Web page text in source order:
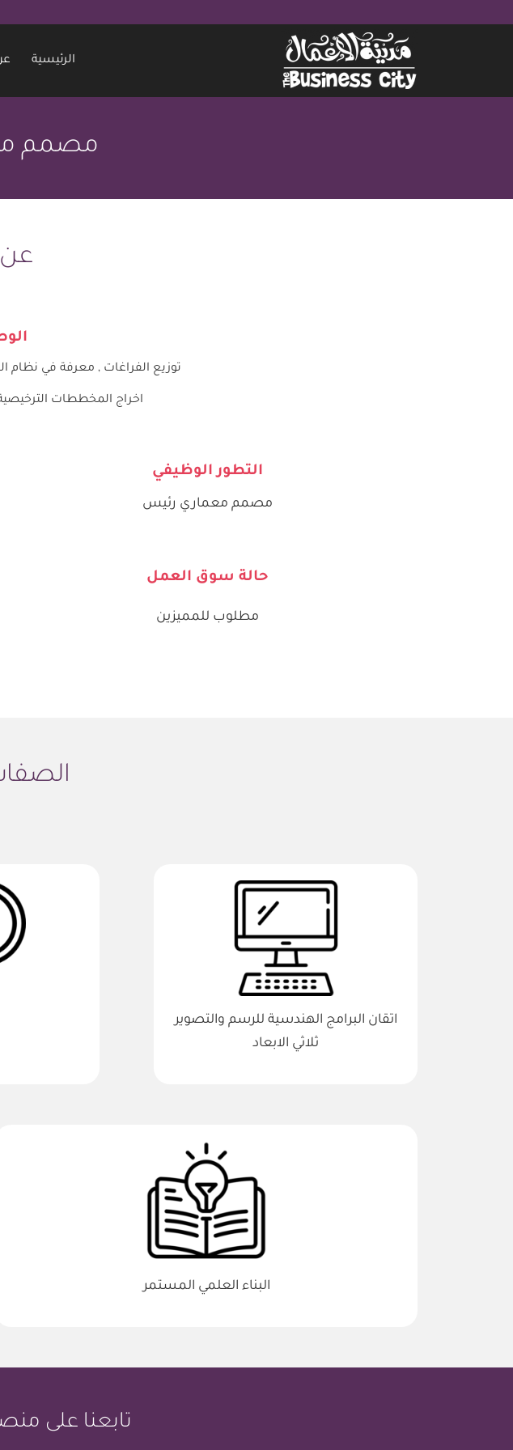
الرئيسية
مصمم
عن
توزيع الفراغات , معرفة في نظام
اخراج المخططات
التطور الوظيفي
مصمم معماري رئيس
حالة سوق العمل
مطلوب للمميزين
اتقان البرامج الهندسية للرسم والتصوير
ثلاثي الابعاد
البناء العلمي المستمر
تابعنا على